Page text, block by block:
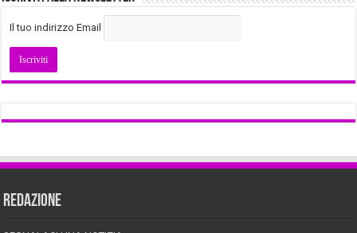
Il tuo indirizzo Email
REDAZIONE